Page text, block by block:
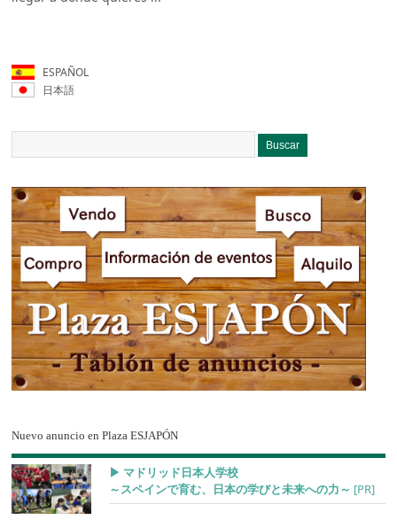
ESPAÑOL
日本語
Nuevo anuncio en Plaza ESJAPÓN
▶︎ マドリッド日本人学校
～スペインで育む、日本の学びと未来への力～ [PR]